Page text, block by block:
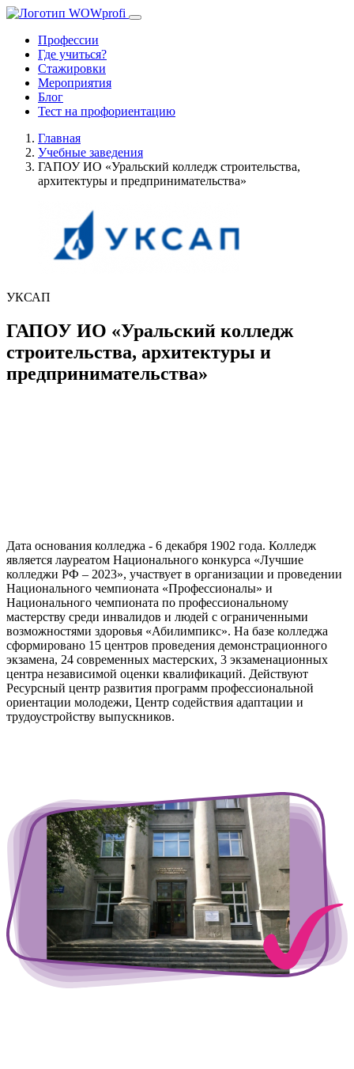
Профессии
Где учиться?
Стажировки
Мероприятия
Блог
Тест на профориентацию
Главная
Учебные заведения
ГАПОУ ИО «Уральский колледж строительства,
архитектуры и предпринимательства»
УКСАП
ГАПОУ ИО «Уральский колледж
строительства, архитектуры и
предпринимательства»
Дата основания колледжа - 6 декабря 1902 года. Колледж
является лауреатом Национального конкурса «Лучшие
колледжи РФ – 2023», участвует в организации и проведении
Национального чемпионата «Профессионалы» и
Национального чемпионата по профессиональному
мастерству среди инвалидов и людей с ограниченными
возможностями здоровья «Абилимпикс». На базе колледжа
сформировано 15 центров проведения демонстрационного
экзамена, 24 современных мастерских, 3 экзаменационных
центра независимой оценки квалификаций. Действуют
Ресурсный центр развития программ профессиональной
ориентации молодежи, Центр содействия адаптации и
трудоустройству выпускников.